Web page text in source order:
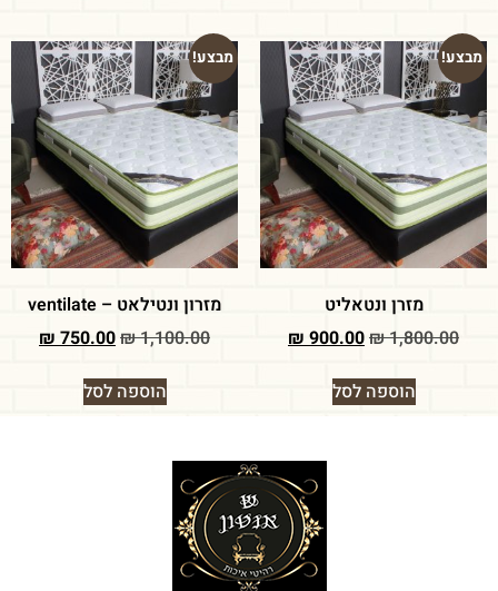
מבצע!
מזרן ונטאליט
₪1,800.00
₪900.00
הוספה לסל
מבצע!
מזרון ונטילאט – ventilate
₪1,100.00
₪750.00
הוספה לסל